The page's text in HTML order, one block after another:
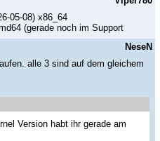
05-08) x86_64
(gerade noch im Support
NeseN
alle 3 sind auf dem gleichem
Version habt ihr gerade am